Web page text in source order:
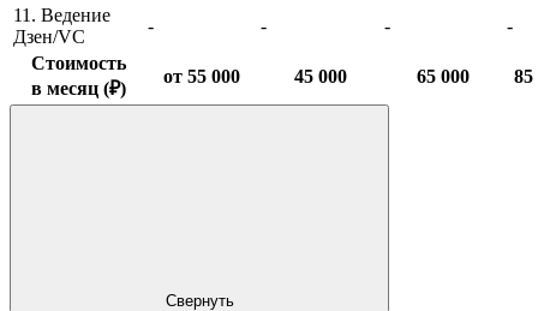
11. Ведение
Дзен/VC
- - -
-
Стоимость
в месяц (₽)
от 55 000 45 000 65 000 85
Свернуть